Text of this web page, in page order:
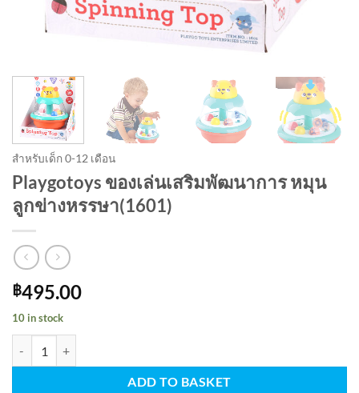
สำหรับเด็ก 0-12 เดือน
Playgotoys ของเล่นเสริมพัฒนาการ หมุน
ลูกข่างหรรษา(1601)
฿495.00
10 in stock
ADD TO BASKET